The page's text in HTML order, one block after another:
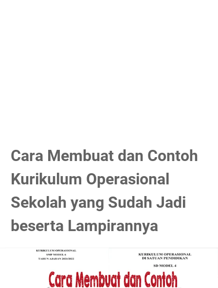
Cara Membuat dan Contoh
Kurikulum Operasional
Sekolah yang Sudah Jadi
beserta Lampirannya